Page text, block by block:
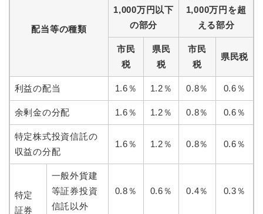
配当等の種類
1,000万円以下
の部分
1,000万円を超
える部分
市民
税
県民
税
市民
税
県民税
利益の配当 1.6％ 1.2％ 0.8％ 0.6％
余剰金の分配 1.6％ 1.2％ 0.8％ 0.6％
特定株式投資信託の
収益の分配
1.6％ 1.2％ 0.8％ 0.6％
特定
証券
一般外貨建
等証券投資
信託以外
0.8％ 0.6％ 0.4％ 0.3％